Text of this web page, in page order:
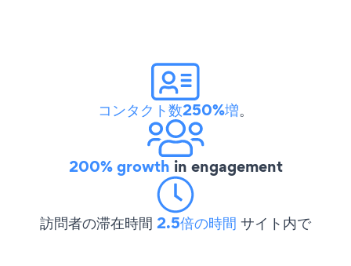
コンタクト数250%増。
200% growth in engagement
訪問者の滞在時間 2.5倍の時間 サイト内で